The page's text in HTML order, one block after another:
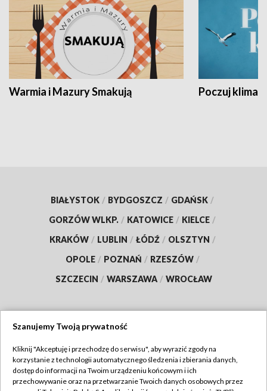
Warmia i Mazury Smakują Poczuj klimat
BIAŁYSTOK / BYDGOSZCZ / GDAŃSK /
GORZÓW WLKP. / KATOWICE / KIELCE /
KRAKÓW / LUBLIN / ŁÓDŹ / OLSZTYN /
OPOLE / POZNAŃ / RZESZÓW /
SZCZECIN / WARSZAWA / WROCŁAW
TVP
Abonament TVP
Regulamin TVP
Szanujemy Twoją prywatność
Kliknij "Akceptuję i przechodzę do serwisu", aby wyrazić zgody na
korzystanie z technologii automatycznego śledzenia i zbierania danych,
dostęp do informacji na Twoim urządzeniu końcowym i ich
przechowywanie oraz na przetwarzanie Twoich danych osobowych przez